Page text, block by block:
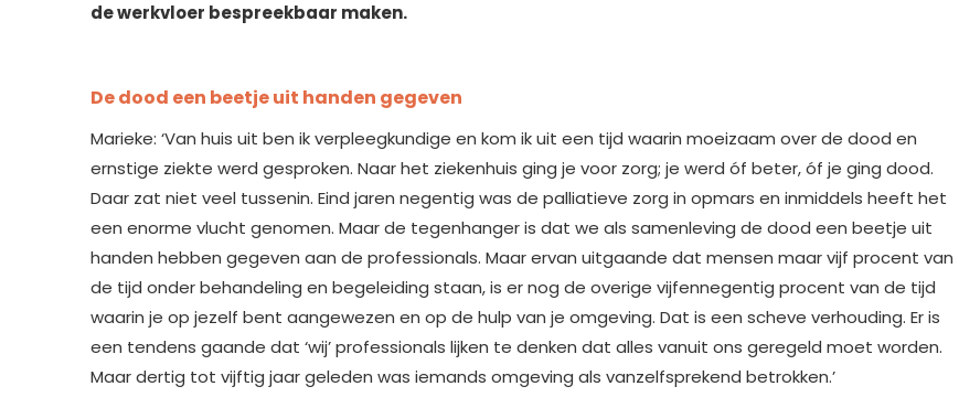
de werkvloer bespreekbaar maken.
De dood een beetje uit handen gegeven
Marieke: ‘Van huis uit ben ik verpleegkundige en kom ik uit een tijd waarin moeizaam over de dood en
ernstige ziekte werd gesproken. Naar het ziekenhuis ging je voor zorg; je werd óf beter, óf je ging dood.
Daar zat niet veel tussenin. Eind jaren negentig was de palliatieve zorg in opmars en inmiddels heeft het
een enorme vlucht genomen. Maar de tegenhanger is dat we als samenleving de dood een beetje uit
handen hebben gegeven aan de professionals. Maar ervan uitgaande dat mensen maar vijf procent van
de tijd onder behandeling en begeleiding staan, is er nog de overige vijfennegentig procent van de tijd
waarin je op jezelf bent aangewezen en op de hulp van je omgeving. Dat is een scheve verhouding. Er is
een tendens gaande dat ‘wij’ professionals lijken te denken dat alles vanuit ons geregeld moet worden.
Maar dertig tot vijftig jaar geleden was iemands omgeving als vanzelfsprekend betrokken.’